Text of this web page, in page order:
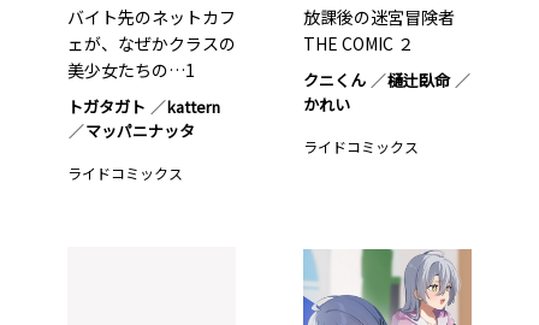
バイト先のネットカフ
ェが、なぜかクラスの
美少女たちの…1
トガタガト
kattern
マッパニナッタ
ライドコミックス
放課後の迷宮冒険者
THE COMIC ２
クニくん
樋辻臥命
かれい
ライドコミックス